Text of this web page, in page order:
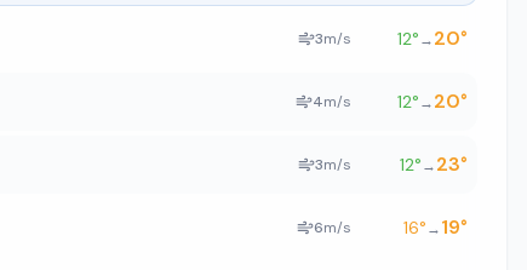
3m/s 12°→20°
4m/s 12°→20°
3m/s 12°→23°
6m/s 16°→19°